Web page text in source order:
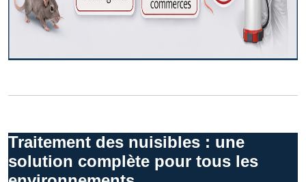
Traitement des nuisibles : une
solution complète pour tous les